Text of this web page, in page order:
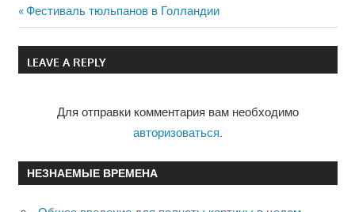
Навигация
по
Previous
Post:
Фестиваль тюльпанов в Голландии
LEAVE A REPLY
Для отправки комментария вам необходимо
авторизоваться.
НЕЗНАЕМЫЕ ВРЕМЕНА